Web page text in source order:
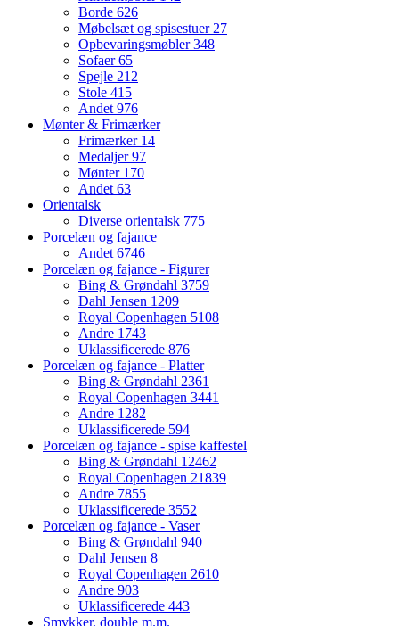
Borde 626
Møbelsæt og spisestuer27
Opbevaringsmøbler348
Sofaer65
Spejle 212
Stole 415
Andet976
Mønter & Frimærker
Frimærker 14
Medaljer97
Mønter 170
Andet63
Orientalsk
Diverse orientalsk 775
Porcelæn og fajance
Andet6746
Porcelæn og fajance - Figurer
Bing & Grøndahl 3759
Dahl Jensen 1209
Royal Copenhagen 5108
Andre 1743
Uklassificerede 876
Porcelæn og fajance - Platter
Bing & Grøndahl 2361
Royal Copenhagen 3441
Andre 1282
Uklassificerede 594
Porcelæn og fajance - spise kaffestel
Bing & Grøndahl 12462
Royal Copenhagen 21839
Andre 7855
Uklassificerede 3552
Porcelæn og fajance - Vaser
Bing & Grøndahl 940
Dahl Jensen 8
Royal Copenhagen 2610
Andre 903
Uklassificerede 443
Smykker, double m.m.